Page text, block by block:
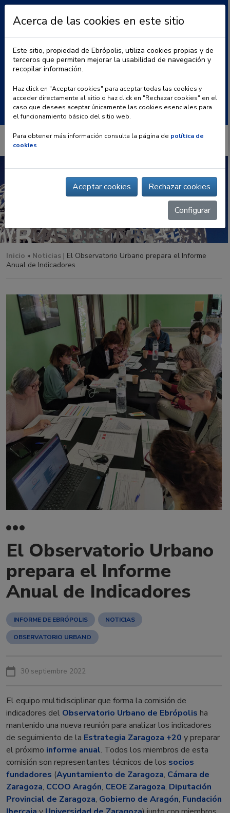
BLOG | CONTACTO
Buscar:
Inicio » Noticias | El Observatorio Urbano prepara el Informe
Anual de Indicadores
El Observatorio Urbano
prepara el Informe
Anual de Indicadores
INFORME DE EBRÓPOLIS NOTICIAS
OBSERVATORIO URBANO
30 septiembre 2022
El equipo multidisciplinar que forma la comisión de
indicadores del Observatorio Urbano de Ebrópolis ha
mantenido una nueva reunión para analizar los indicadores
de seguimiento de la Estrategia Zaragoza +20 y preparar
el próximo informe anual. Todos los miembros de esta
comisión son representantes técnicos de los socios
fundadores (Ayuntamiento de Zaragoza, Cámara de
Zaragoza, CCOO Aragón, CEOE Zaragoza, Diputación
Provincial de Zaragoza, Gobierno de Aragón, Fundación
Acerca de las cookies en este sitio
Este sitio, propiedad de Ebrópolis, utiliza cookies propias y de
terceros que permiten mejorar la usabilidad de navegación y
recopilar información.
Haz click en "Aceptar cookies" para aceptar todas las cookies y
acceder directamente al sitio o haz click en "Rechazar cookies" en el
caso que desees aceptar únicamente las cookies esenciales para
el funcionamiento básico del sitio web.
Para obtener más información consulta la página de política de
cookies
Aceptar cookies Rechazar cookies
Configurar